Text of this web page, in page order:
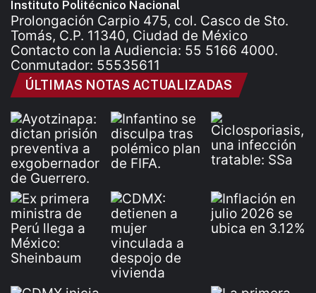
Instituto Politécnico Nacional
Prolongación Carpio 475, col. Casco de Sto.
Tomás, C.P. 11340, Ciudad de México
Contacto con la Audiencia: 55 5166 4000.
Conmutador: 55535611
ÚLTIMAS NOTAS ACTUALIZADAS